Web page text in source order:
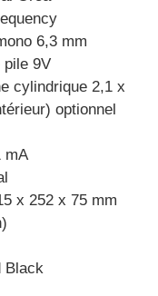
6,3 mm
pile 9V
cylindrique 2,1 x
optionnel
mA
x 252 x 75 mm
Black